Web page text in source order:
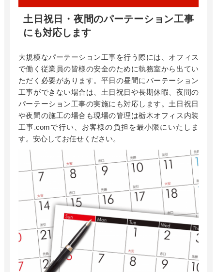
土日祝日・夜間のパーテーション工事
にも対応します
大規模なパーテーション工事を行う際には、オフィス
で働く従業員の皆様の安全のために執務室から出てい
ただく必要があります。平日の昼間にパーテーション
工事ができない場合は、土日祝日や長期休暇、夜間の
パーテーション工事の実施にも対応します。土日祝日
や夜間の施工の場合も現場の管理は栃木オフィス内装
工事.comで行い、お客様の負担を最小限にいたしま
す。安心してお任せください。